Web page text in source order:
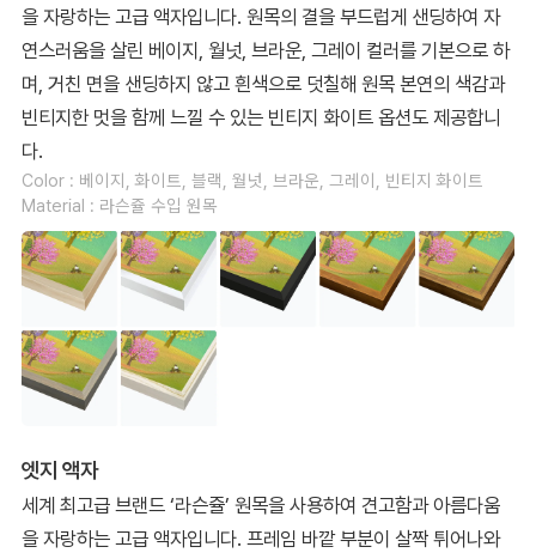
을 자랑하는 고급 액자입니다. 원목의 결을 부드럽게 샌딩하여 자
연스러움을 살린 베이지, 월넛, 브라운, 그레이 컬러를 기본으로 하
며, 거친 면을 샌딩하지 않고 흰색으로 덧칠해 원목 본연의 색감과
빈티지한 멋을 함께 느낄 수 있는 빈티지 화이트 옵션도 제공합니
다.
Color : 베이지, 화이트, 블랙, 월넛, 브라운, 그레이, 빈티지 화이트
Material : 라슨쥴 수입 원목
엣지 액자
세계 최고급 브랜드 ‘라슨쥴’ 원목을 사용하여 견고함과 아름다움
을 자랑하는 고급 액자입니다. 프레임 바깥 부분이 살짝 튀어나와